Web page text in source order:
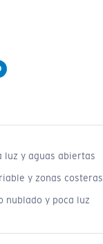
luz y aguas abiertas
y zonas costeras
nublado y poca luz